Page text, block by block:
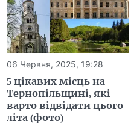
06 Червня, 2025, 19:28
5 цікавих місць на
Тернопільщині, які
варто відвідати цього
літа (фото)